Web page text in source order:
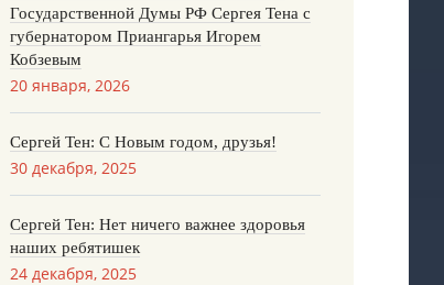
Государственной Думы РФ Сергея Тена с
губернатором Приангарья Игорем
Кобзевым
20 января, 2026
Сергей Тен: С Новым годом, друзья!
30 декабря, 2025
Сергей Тен: Нет ничего важнее здоровья
наших ребятишек
24 декабря, 2025